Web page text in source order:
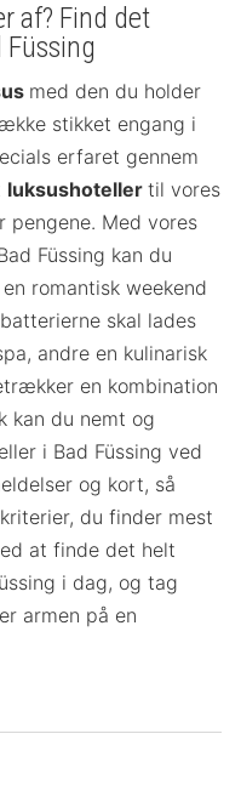
af? Find det
med den du holder
stikket engang i
erfaret gennem
luksushoteller til vores
Med vores
Füssing kan du
romantisk weekend
skal lades
andre en kulinarisk
en kombination
kan du nemt og
i Bad Füssing ved
og kort, så
du finder mest
at finde det helt
i dag, og tag
armen på en